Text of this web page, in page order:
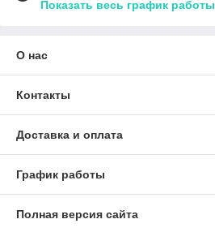
Показать весь график работы
О нас
Контакты
Доставка и оплата
График работы
Полная версия сайта